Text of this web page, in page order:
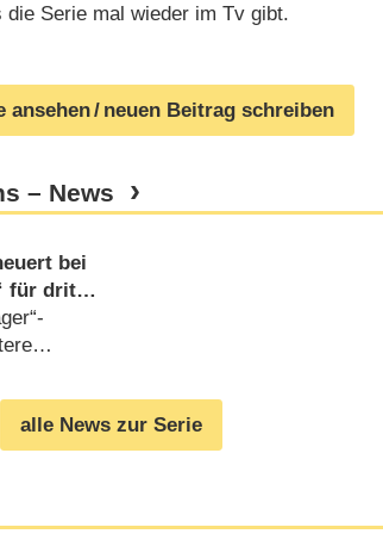
Serie mal wieder im Tv gibt.
ansehen/ neuen Beitrag schreiben
– News
bei
für dritte
)
alle News zur Serie